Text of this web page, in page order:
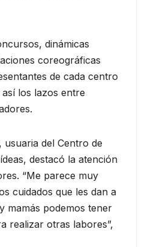
dinámicas
coreográficas
de cada centro
los lazos entre
del Centro de
destacó la atención
“Me parece muy
cuidados que les dan a
mamás podemos tener
realizar otras labores”,